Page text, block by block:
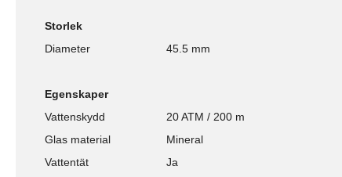
Storlek
Diameter
45.5 mm
Egenskaper
Vattenskydd
20 ATM / 200 m
Glas material
Mineral
Vattentät
Ja